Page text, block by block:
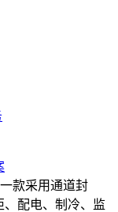
款采用通道封
、配电、制冷、监